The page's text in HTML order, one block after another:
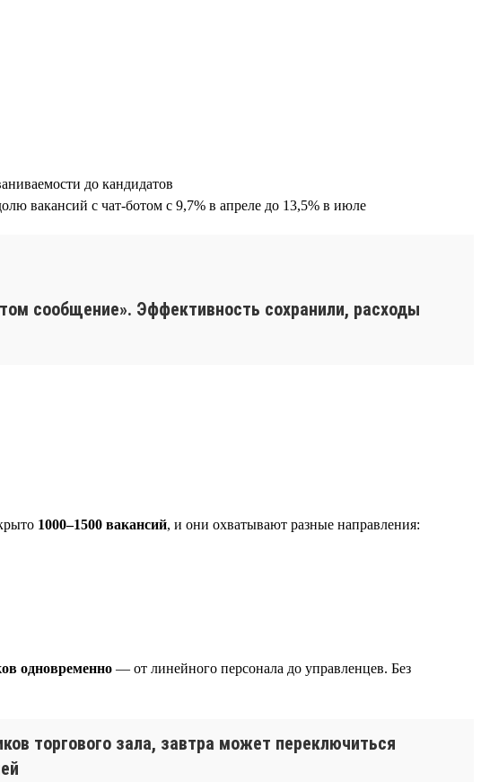
до кандидатов
вакансий с чат-ботом с 9,7% в апреле до 13,5% в июле
сообщение». Эффективность сохранили, расходы
1000–1500 вакансий, и они охватывают разные направления:
одновременно — от линейного персонала до управленцев. Без
торгового зала, завтра может переключиться